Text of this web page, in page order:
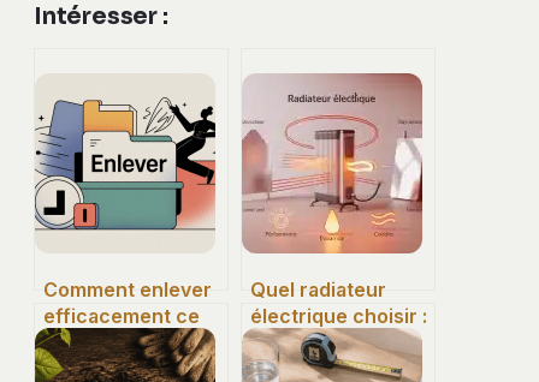
Intéresser :
Comment enlever
efficacement ce
qui vous gêne au
quotidien
Quel radiateur
électrique choisir :
le guide pour
concilier confort